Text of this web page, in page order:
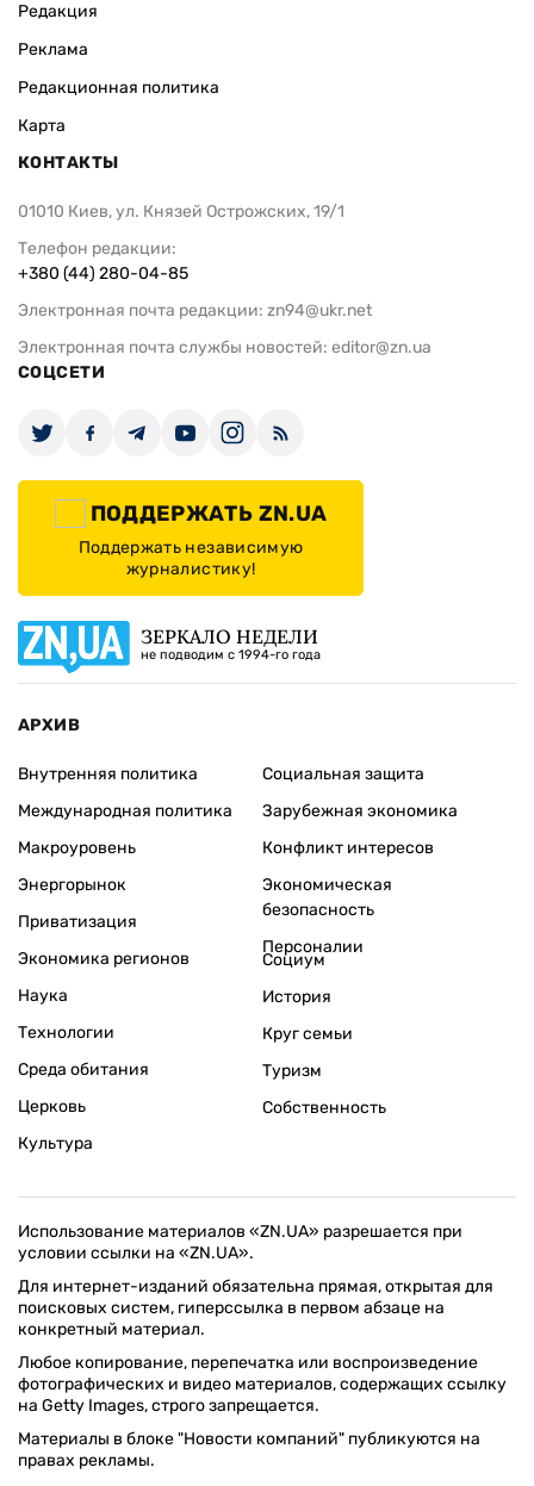
Редакция
Реклама
Редакционная политика
Карта
КОНТАКТЫ
01010 Киев, ул. Князей Острожских, 19/1
Телефон редакции:
+380 (44) 280-04-85
Электронная почта редакции: zn94@ukr.net
Электронная почта службы новостей: editor@zn.ua
СОЦСЕТИ
ПОДДЕРЖАТЬ ZN.UA
Поддержать независимую
журналистику!
ЗЕРКАЛО НЕДЕЛИ
не подводим с 1994-го года
АРХИВ
Внутренняя политика
Международная политика
Макроуровень
Энергорынок
Приватизация
Экономика регионов
Социальная защита
Зарубежная экономика
Конфликт интересов
Экономическая
безопасность
Персоналии
Наука
Технологии
Среда обитания
Церковь
Культура
Социум
История
Круг семьи
Туризм
Собственность
Использование материалов «ZN.UA» разрешается при
условии ссылки на «ZN.UA».
Для интернет-изданий обязательна прямая, открытая для
поисковых систем, гиперссылка в первом абзаце на
конкретный материал.
Любое копирование, перепечатка или воспроизведение
фотографических и видео материалов, содержащих ссылку
на Getty Images, строго запрещается.
Материалы в блоке "Новости компаний" публикуются на
правах рекламы.